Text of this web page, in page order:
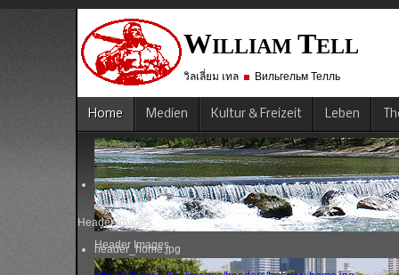
WILLIAM TELL
วิลเลี่ยม เทล Вильгельм Телль
Home Medien Kultur & Freizeit Leben
Header Images
Header Images
header_home.jpg